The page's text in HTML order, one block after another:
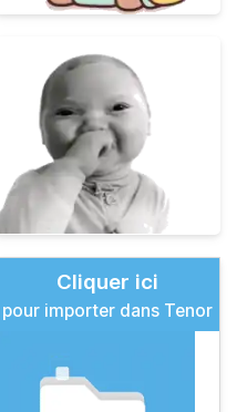
Cliquer ici
pour importer dans Tenor